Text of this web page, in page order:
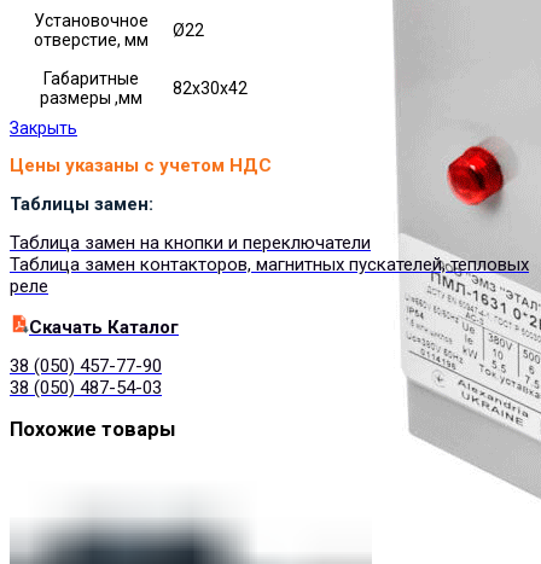
Установочное
отверстие, мм
Ø22
Габаритные
размеры ,мм
82х30х42
Закрыть
Цены указаны с учетом НДС
Таблицы замен:
Таблица замен на кнопки и переключатели
Таблица замен контакторов, магнитных пускателей, тепловых
реле
Cкачать Каталог
38 (050) 457-77-90
38 (050) 487-54-03
Похожие товары